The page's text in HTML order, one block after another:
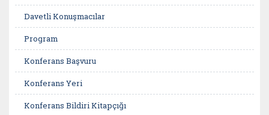
Davetli Konuşmacılar
Program
Konferans Başvuru
Konferans Yeri
Konferans Bildiri Kitapçığı